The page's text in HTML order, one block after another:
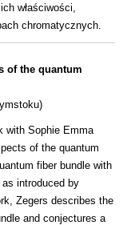
właściwości,
chromatycznych.
of the quantum
with Sophie Emma
of the quantum
fiber bundle with
introduced by
Zegers describes the
and conjectures a